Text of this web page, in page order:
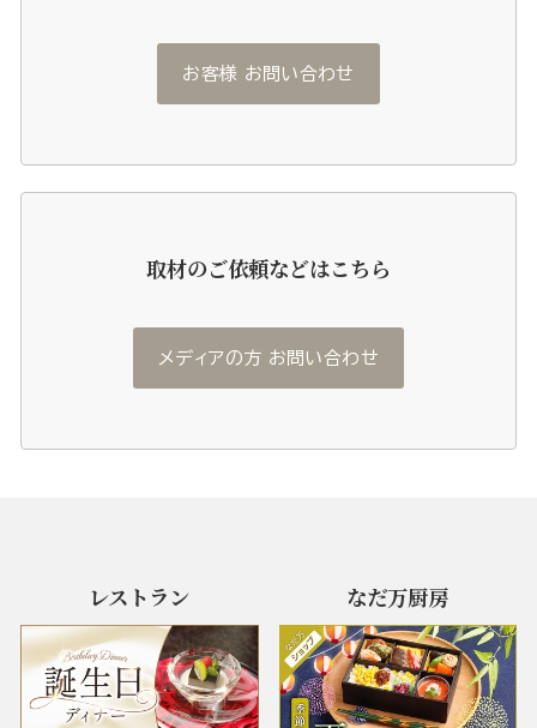
お客様 お問い合わせ
取材のご依頼などはこちら
メディアの方 お問い合わせ
レストラン なだ万厨房